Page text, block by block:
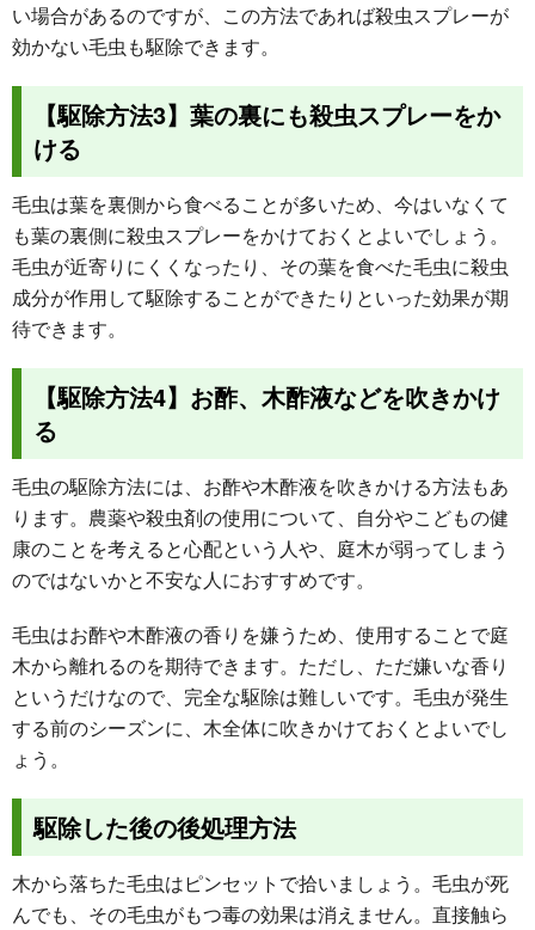
い場合があるのですが、この方法であれば殺虫スプレーが
効かない毛虫も駆除できます。
【駆除方法3】葉の裏にも殺虫スプレーをか
ける
毛虫は葉を裏側から食べることが多いため、今はいなくて
も葉の裏側に殺虫スプレーをかけておくとよいでしょう。
毛虫が近寄りにくくなったり、その葉を食べた毛虫に殺虫
成分が作用して駆除することができたりといった効果が期
待できます。
【駆除方法4】お酢、木酢液などを吹きかけ
る
毛虫の駆除方法には、お酢や木酢液を吹きかける方法もあ
ります。農薬や殺虫剤の使用について、自分やこどもの健
康のことを考えると心配という人や、庭木が弱ってしまう
のではないかと不安な人におすすめです。
毛虫はお酢や木酢液の香りを嫌うため、使用することで庭
木から離れるのを期待できます。ただし、ただ嫌いな香り
というだけなので、完全な駆除は難しいです。毛虫が発生
する前のシーズンに、木全体に吹きかけておくとよいでし
ょう。
駆除した後の後処理方法
木から落ちた毛虫はピンセットで拾いましょう。毛虫が死
んでも、その毛虫がもつ毒の効果は消えません。直接触ら